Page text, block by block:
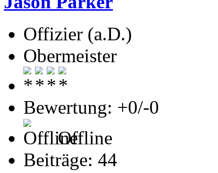
Offizier (a.D.)
Obermeister
Bewertung: +0/-0
Offline
Beiträge: 44